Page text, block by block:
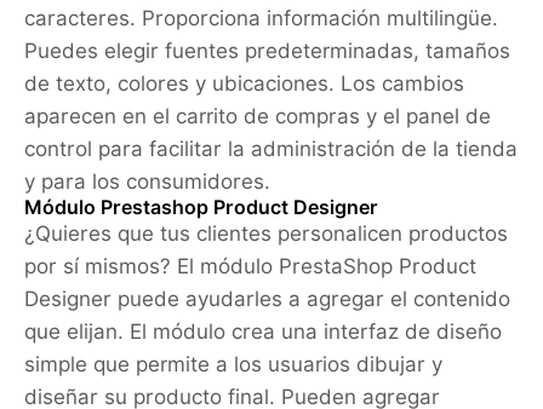
caracteres. Proporciona información multilingüe.
Puedes elegir fuentes predeterminadas, tamaños
de texto, colores y ubicaciones. Los cambios
aparecen en el carrito de compras y el panel de
control para facilitar la administración de la tienda
y para los consumidores.
Módulo Prestashop Product Designer
¿Quieres que tus clientes personalicen productos
por sí mismos? El módulo PrestaShop Product
Designer puede ayudarles a agregar el contenido
que elijan. El módulo crea una interfaz de diseño
simple que permite a los usuarios dibujar y
diseñar su producto final. Pueden agregar